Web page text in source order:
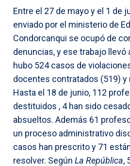
Entre el 27 de mayo y el 1 de
enviado por el ministerio de
Condorcanqui se ocupó de
denuncias, y ese trabajo llevó
hubo 524 casos de
docentes contratados (519) y
Hasta el 18 de junio, 112
destituidos , 4 han sido
absueltos. Además 61
un proceso administrativo
casos han prescrito y 71
resolver. Según La República,